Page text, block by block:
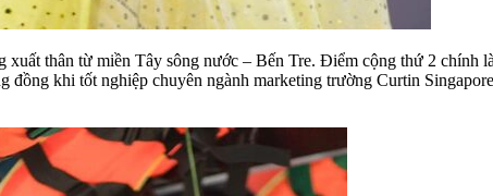
thân từ miền Tây sông nước – Bến Tre. Điểm cộng thứ 2 chính
đồng khi tốt nghiệp chuyên ngành marketing trường Curtin